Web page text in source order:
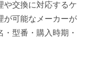
や交換に対応するケ
が可能なメーカーが
型番・購入時期・